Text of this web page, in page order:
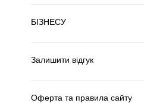
БІЗНЕСУ
Залишити відгук
Оферта та правила сайту